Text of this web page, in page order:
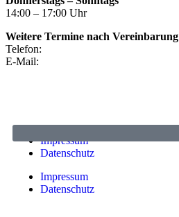
14:00 – 17:00 Uhr
Weitere Termine nach Vereinbarung
Telefon:
E-Mail:
Impressum
Datenschutz
Impressum
Datenschutz